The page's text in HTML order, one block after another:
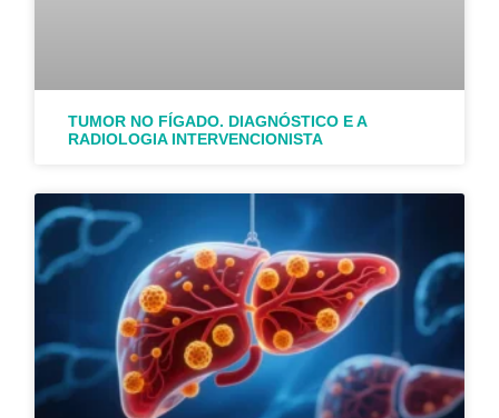
TUMOR NO FÍGADO. DIAGNÓSTICO E A
RADIOLOGIA INTERVENCIONISTA